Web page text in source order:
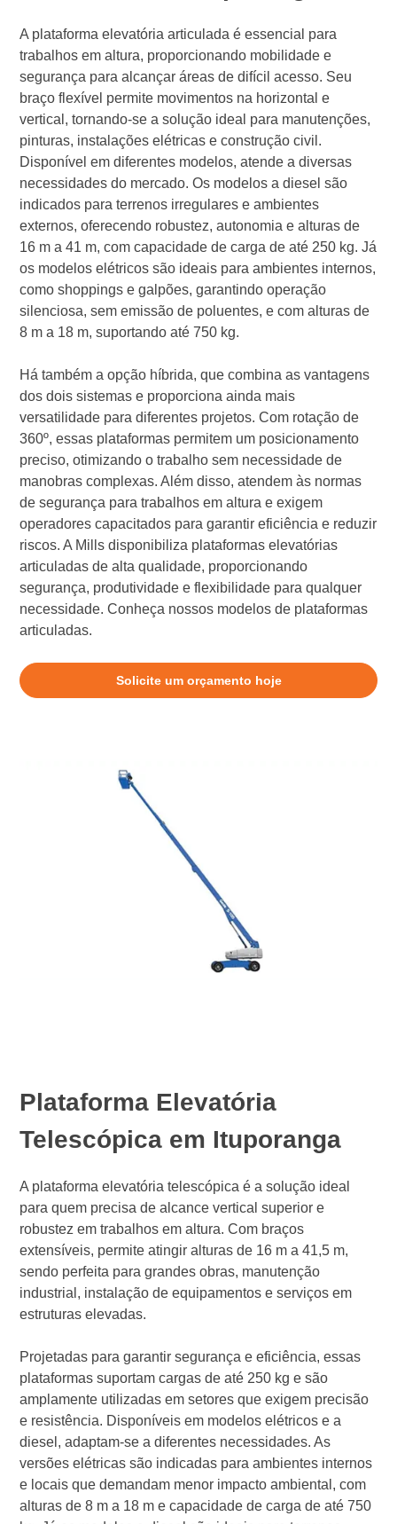
A plataforma elevatória articulada é essencial para
trabalhos em altura, proporcionando mobilidade e
segurança para alcançar áreas de difícil acesso. Seu
braço flexível permite movimentos na horizontal e
vertical, tornando-se a solução ideal para manutenções,
pinturas, instalações elétricas e construção civil.
Disponível em diferentes modelos, atende a diversas
necessidades do mercado. Os modelos a diesel são
indicados para terrenos irregulares e ambientes
externos, oferecendo robustez, autonomia e alturas de
16 m a 41 m, com capacidade de carga de até 250 kg. Já
os modelos elétricos são ideais para ambientes internos,
como shoppings e galpões, garantindo operação
silenciosa, sem emissão de poluentes, e com alturas de
8 m a 18 m, suportando até 750 kg.
Há também a opção híbrida, que combina as vantagens
dos dois sistemas e proporciona ainda mais
versatilidade para diferentes projetos. Com rotação de
360º, essas plataformas permitem um posicionamento
preciso, otimizando o trabalho sem necessidade de
manobras complexas. Além disso, atendem às normas
de segurança para trabalhos em altura e exigem
operadores capacitados para garantir eficiência e reduzir
riscos. A Mills disponibiliza plataformas elevatórias
articuladas de alta qualidade, proporcionando
segurança, produtividade e flexibilidade para qualquer
necessidade. Conheça nossos modelos de plataformas
articuladas.
Solicite um orçamento hoje
Plataforma Elevatória
Telescópica em Ituporanga
A plataforma elevatória telescópica é a solução ideal
para quem precisa de alcance vertical superior e
robustez em trabalhos em altura. Com braços
extensíveis, permite atingir alturas de 16 m a 41,5 m,
sendo perfeita para grandes obras, manutenção
industrial, instalação de equipamentos e serviços em
estruturas elevadas.
Projetadas para garantir segurança e eficiência, essas
plataformas suportam cargas de até 250 kg e são
amplamente utilizadas em setores que exigem precisão
e resistência. Disponíveis em modelos elétricos e a
diesel, adaptam-se a diferentes necessidades. As
versões elétricas são indicadas para ambientes internos
e locais que demandam menor impacto ambiental, com
alturas de 8 m a 18 m e capacidade de carga de até 750